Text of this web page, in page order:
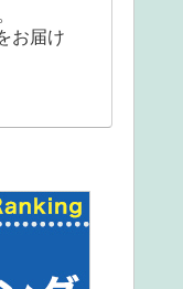
お届け